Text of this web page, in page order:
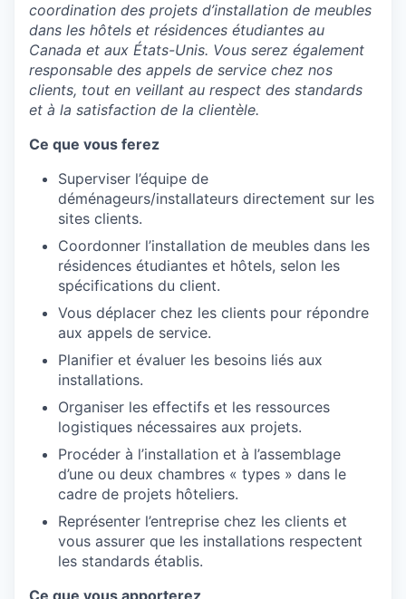
coordination des projets d’installation de meubles
dans les hôtels et résidences étudiantes au
Canada et aux États-Unis. Vous serez également
responsable des appels de service chez nos
clients, tout en veillant au respect des standards
et à la satisfaction de la clientèle.
Ce que vous ferez
Superviser l’équipe de
déménageurs/installateurs directement sur les
sites clients.
Coordonner l’installation de meubles dans les
résidences étudiantes et hôtels, selon les
spécifications du client.
Vous déplacer chez les clients pour répondre
aux appels de service.
Planifier et évaluer les besoins liés aux
installations.
Organiser les effectifs et les ressources
logistiques nécessaires aux projets.
Procéder à l’installation et à l’assemblage
d’une ou deux chambres « types » dans le
cadre de projets hôteliers.
Représenter l’entreprise chez les clients et
vous assurer que les installations respectent
les standards établis.
Ce que vous apporterez